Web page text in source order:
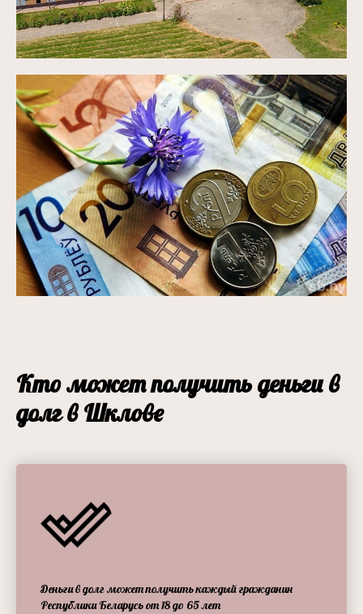
Кто может получить деньги в
долг в Шклове
Деньги в долг может получить каждый гражданин
Республики Беларусь от 18 до 65 лет